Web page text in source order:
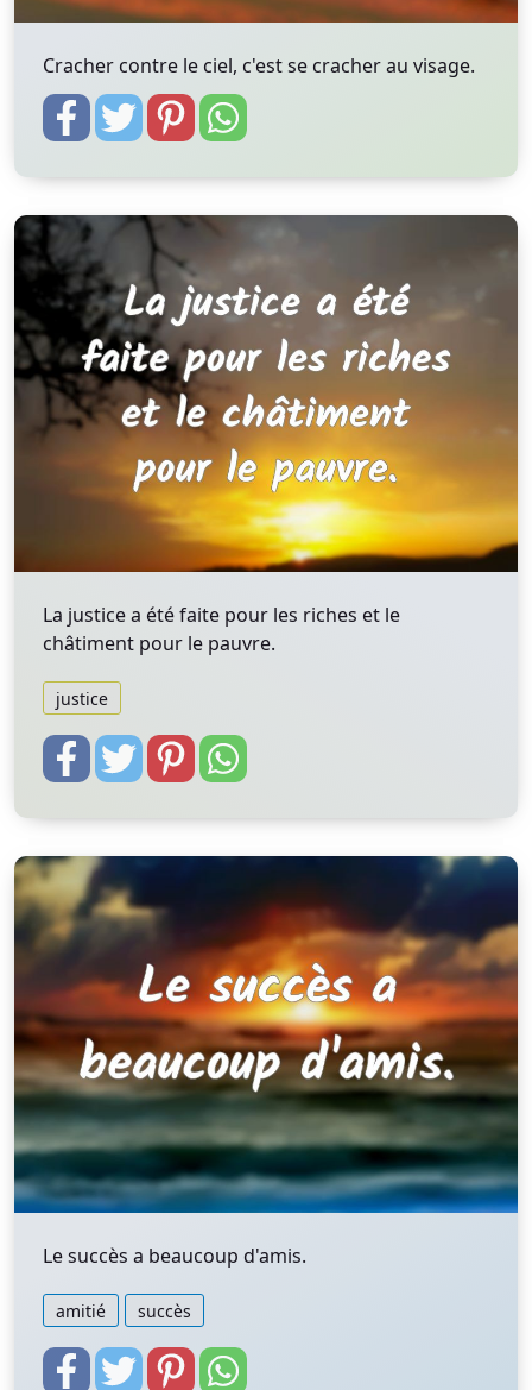
Cracher contre le ciel, c'est se cracher au visage.
La justice a été faite pour les riches et le
châtiment pour le pauvre.
justice
Le succès a beaucoup d'amis.
amitié succès